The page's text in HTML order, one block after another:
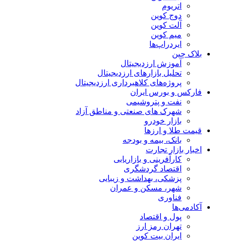
اتریوم
دوج کوین
آلت کوین
میم کوین‌
ایردراپ‌ها
بلاک چین
آموزش ارزدیجیتال
تحلیل بازارهای ارزدیجیتال
پروژه‌های کلاهبرداری ارزدیجیتال
فارکس و بورس ایران
نفت و پتروشیمی
شهرک های صنعتی و مناطق آزاد
بازار خودرو
قیمت طلا و ارزها
بانک، بیمه و بودجه
اخبار بازار تجارت
کارآفرینی و بازاریابی
اقتصاد گردشگری
پزشکی، بهداشت و زیبایی
شهر، مسکن و عمران
فناوری
آکادمی‌ها
پول و اقتصاد
تهران رمز ارز
ایران بیت کوین